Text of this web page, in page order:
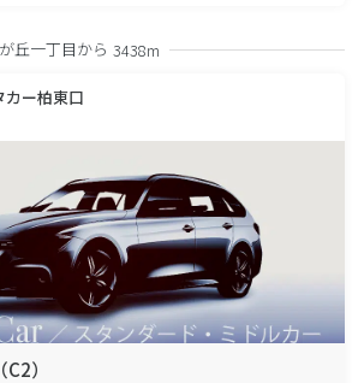
丘一丁目から 3438m
カー柏東口
）